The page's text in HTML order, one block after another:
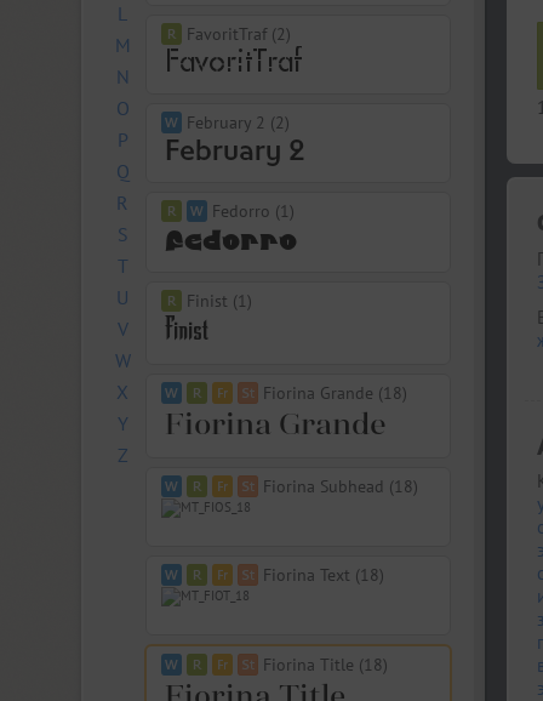
L
M
N
O
P
Q
R
S
T
U
V
W
X
Y
Z
FavoritTraf (2)
February 2 (2)
Fedorro (1)
Finist (1)
Fiorina Grande (18)
Fiorina Subhead (18)
Fiorina Text (18)
Fiorina Title (18)